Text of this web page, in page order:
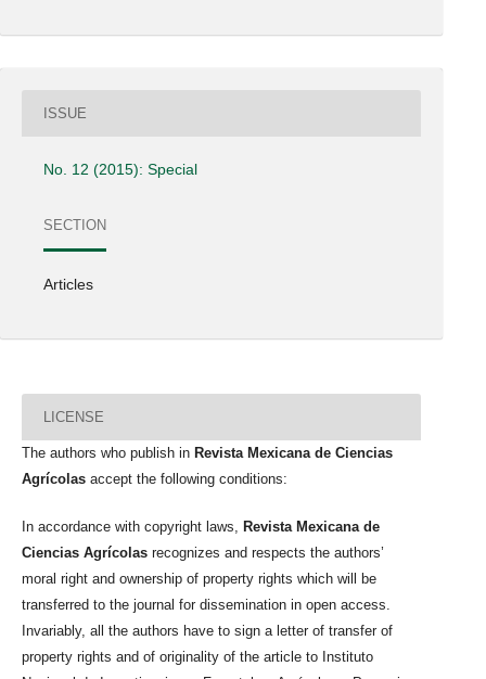
ISSUE
No. 12 (2015): Special
SECTION
Articles
LICENSE
The authors who publish in Revista Mexicana de Ciencias
Agrícolas accept the following conditions:
In accordance with copyright laws, Revista Mexicana de
Ciencias Agrícolas recognizes and respects the authors’
moral right and ownership of property rights which will be
transferred to the journal for dissemination in open access.
Invariably, all the authors have to sign a letter of transfer of
property rights and of originality of the article to Instituto